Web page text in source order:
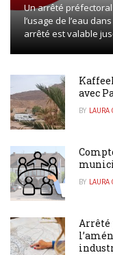
Un arrêté
l’usage de l’eau
arrêté est valable
avec
BY LAURA
BY LAURA
Arrêté